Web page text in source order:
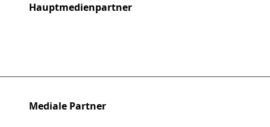
Hauptmedienpartner
Mediale Partner